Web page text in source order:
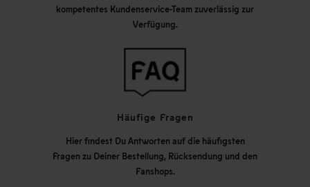
kompetentes Kundenservice-Team zuverlässig zur
Verfügung.
Häufige Fragen
Hier findest Du Antworten auf die häufigsten
Fragen zu Deiner Bestellung, Rücksendung und den
Fanshops.